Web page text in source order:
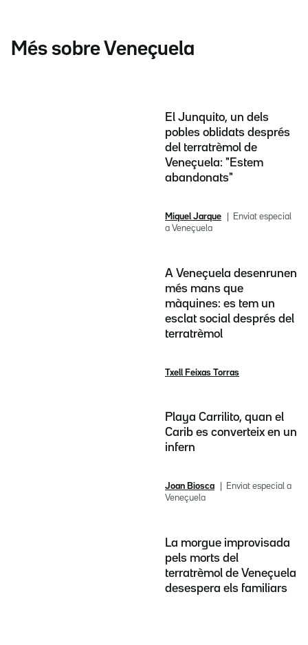
Més sobre Veneçuela
El Junquito, un dels
pobles oblidats després
del terratrèmol de
Veneçuela: "Estem
abandonats"
Miquel Jarque
Enviat especial
a Veneçuela
A Veneçuela desenrunen
més mans que
màquines: es tem un
esclat social després del
terratrèmol
Txell Feixas Torras
Playa Carrilito, quan el
Carib es converteix en un
infern
Joan Biosca
Enviat especial a
Veneçuela
La morgue improvisada
pels morts del
terratrèmol de Veneçuela
desespera els familiars